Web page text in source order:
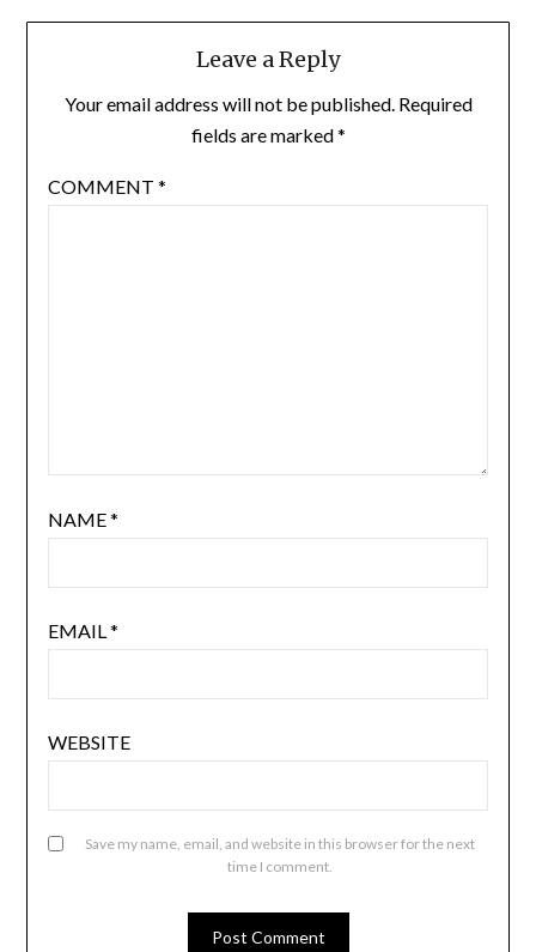
Leave a Reply
Your email address will not be published. Required
fields are marked*
COMMENT *
NAME*
EMAIL*
WEBSITE
Save my name, email, and website in this browser for the next
time I comment.